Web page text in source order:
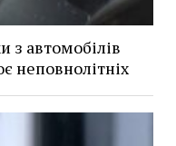
з автомобілів
неповнолітніх